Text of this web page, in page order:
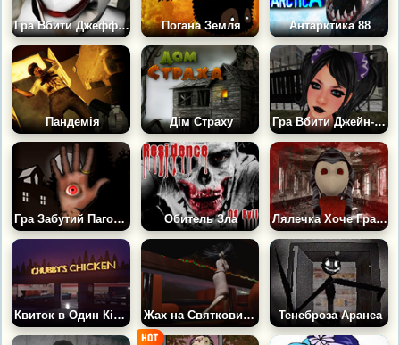
Гра Вбити Джеффа Вбивцю: Покинутий Погана Земля Антарктика 88
Пандемія Дім Страху Гра Вбити Джейн-вбивцю: Не засинай
Гра Забутий Пагорб: Падіння Обитель Зла Лялечка Хоче Грати
Квиток в Один Кінець Жах на Святкових Рейках Тенеброза Аранеа